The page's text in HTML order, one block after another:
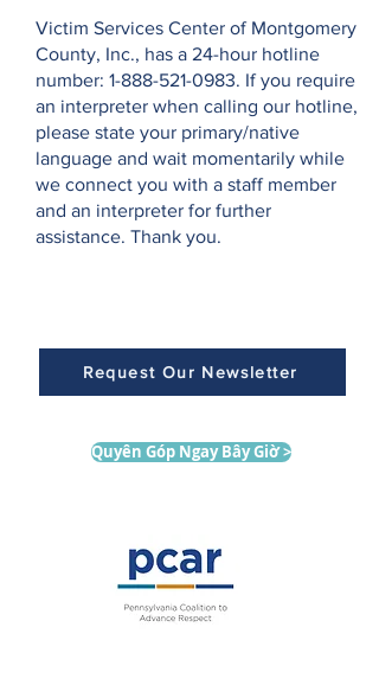
Victim Services Center of Montgomery
County, Inc., has a 24-hour hotline
number: 1-888-521-0983. If you require
an interpreter when calling our hotline,
please state your primary/native
language and wait momentarily while
we connect you with a staff member
and an interpreter for further
assistance. Thank you.
Request Our Newsletter
Quyên Góp Ngay Bây Giờ >